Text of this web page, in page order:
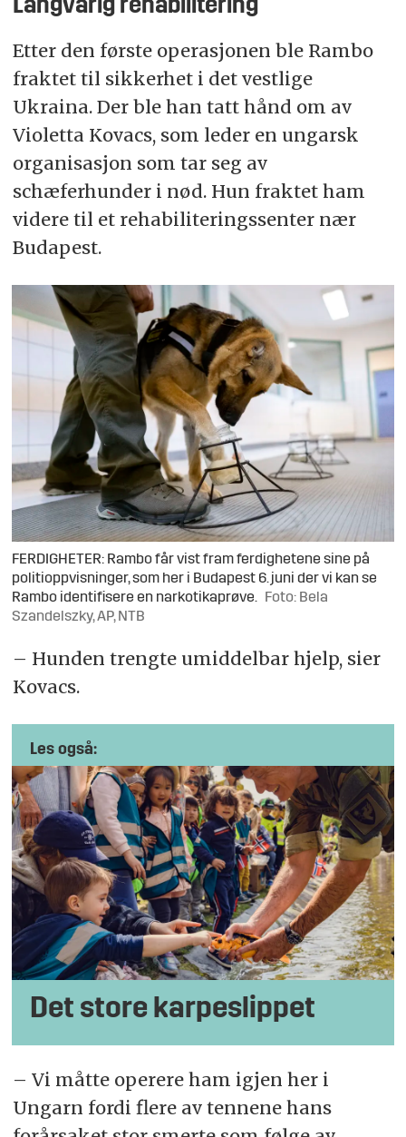
Langvarig rehabilitering
Etter den første operasjonen ble Rambo
fraktet til sikkerhet i det vestlige
Ukraina. Der ble han tatt hånd om av
Violetta Kovacs, som leder en ungarsk
organisasjon som tar seg av
schæferhunder i nød. Hun fraktet ham
videre til et rehabiliteringssenter nær
Budapest.
FERDIGHETER: Rambo får vist fram ferdighetene sine på
politioppvisninger, som her i Budapest 6. juni der vi kan se
Rambo identifisere en narkotikaprøve.
Foto: Bela
Szandelszky, AP, NTB
– Hunden trengte umiddelbar hjelp, sier
Kovacs.
Les også:
Det store karpeslippet
– Vi måtte operere ham igjen her i
Ungarn fordi flere av tennene hans